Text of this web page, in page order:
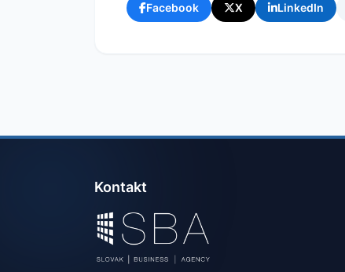
Facebook X LinkedIn
Kontakt